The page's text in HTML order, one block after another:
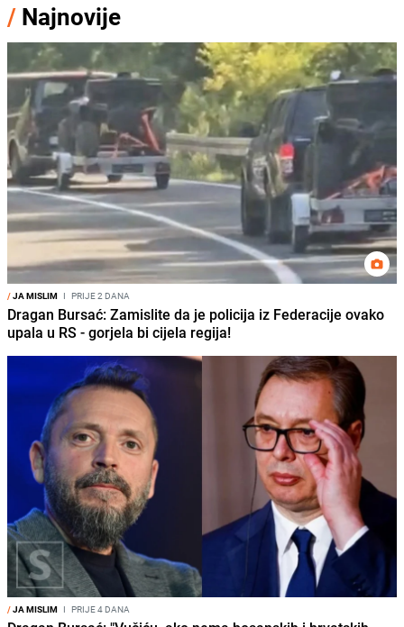
/ Najnovije
/JA MISLIM I PRIJE 2 DANA
Dragan Bursać: Zamislite da je policija iz Federacije ovako
upala u RS - gorjela bi cijela regija!
/JA MISLIM I PRIJE 4 DANA